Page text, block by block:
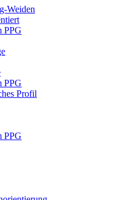
Weiden
PPG
PPG
Profil
PPG